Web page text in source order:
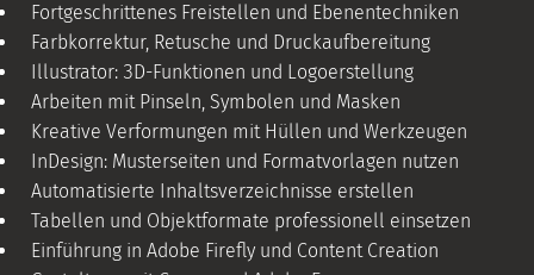
Fortgeschrittenes Freistellen und Ebenentechniken
Farbkorrektur, Retusche und Druckaufbereitung
Illustrator: 3D-Funktionen und Logoerstellung
Arbeiten mit Pinseln, Symbolen und Masken
Kreative Verformungen mit Hüllen und Werkzeugen
InDesign: Musterseiten und Formatvorlagen nutzen
Automatisierte Inhaltsverzeichnisse erstellen
Tabellen und Objektformate professionell einsetzen
Einführung in Adobe Firefly und Content Creation